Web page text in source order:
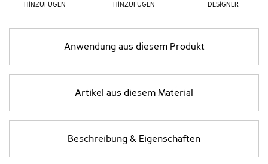
HINZUFÜGEN
HINZUFÜGEN
DESIGNER
Anwendung aus diesem Produkt
Artikel aus diesem Material
Beschreibung & Eigenschaften